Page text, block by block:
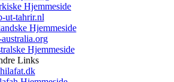
Hjemmeside
ut-tahrir.nl
Hjemmeside
Hjemmeside
Links